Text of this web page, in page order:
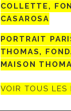
COLLETTE,
CASAROSA
PORTRAIT
THOMAS,
MAISON
VOIR TOUS LES